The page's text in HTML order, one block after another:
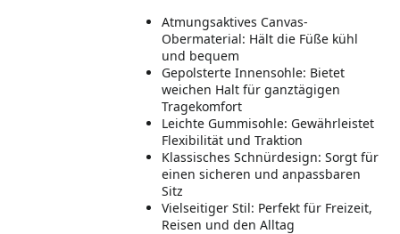
Atmungsaktives Canvas-
Obermaterial: Hält die Füße kühl
und bequem
Gepolsterte Innensohle: Bietet
weichen Halt für ganztägigen
Tragekomfort
Leichte Gummisohle: Gewährleistet
Flexibilität und Traktion
Klassisches Schnürdesign: Sorgt für
einen sicheren und anpassbaren
Sitz
Vielseitiger Stil: Perfekt für Freizeit,
Reisen und den Alltag